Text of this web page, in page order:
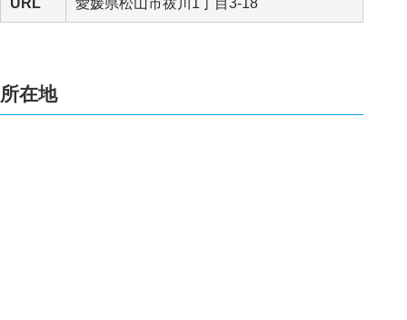
URL 愛媛県松山市祓川1丁目3-18
所在地